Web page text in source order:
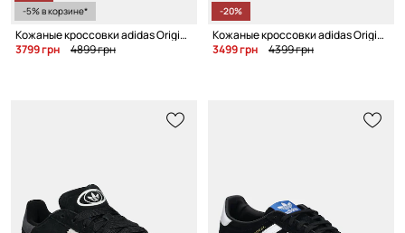
-5% в корзине*
Кожаные кроссовки adidas Originals Samba Og W
3799 грн
4899 грн
-20%
Кожаные кроссовки adidas Originals Handball Spezial W
3499 грн
4399 грн